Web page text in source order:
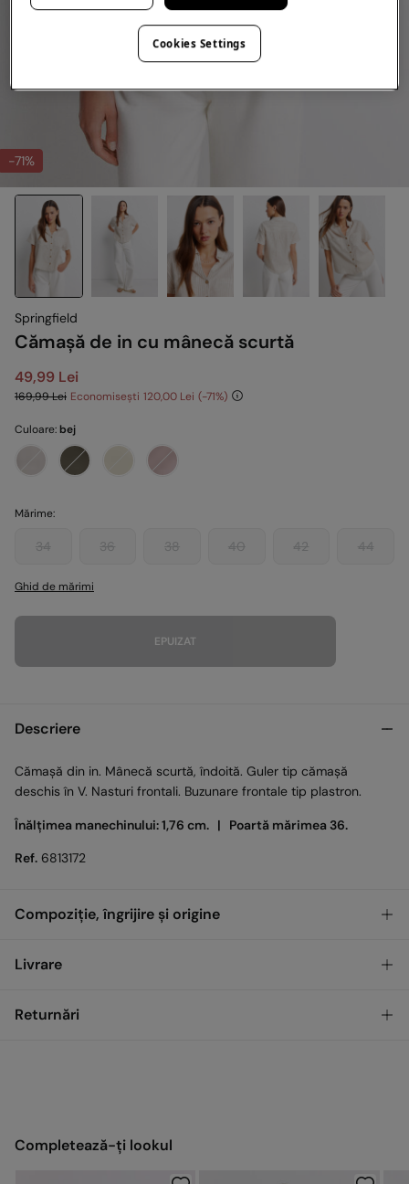
-71%
Springfield
Cămașă de in cu mânecă scurtă
49,99 Lei
169,99 Lei Economisești 120,00 Lei 71
Culoare:bej
Mărime:
34 36 38 40 42 44
Ghid de mărimi
EPUIZAT
Descriere
Cămașă din in. Mânecă scurtă, îndoită. Guler tip cămașă
deschis în V. Nasturi frontali. Buzunare frontale tip plastron.
Înălțimea manechinului: 1,76 cm. | Poartă mărimea 36.
Ref. 6813172
Compoziție, îngrijire și origine
Compoziţie
Îngrijire
Curățare uscată cu percloretilenă
Livrare
Ridicare din magazin
Returnări
Completează-ți lookul
Cookies Settings